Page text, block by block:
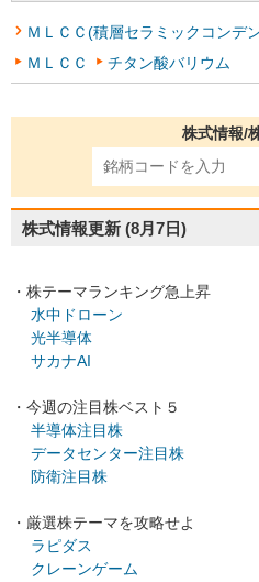
ＭＬＣＣ(積層セラミックコンデ
ＭＬＣＣ
チタン酸バリウム
株式情報/
株式情報更新 (8月7日)
・株テーマランキング急上昇
水中ドローン
光半導体
サカナAI
・今週の注目株ベスト５
半導体注目株
データセンター注目株
防衛注目株
・厳選株テーマを攻略せよ
ラピダス
クレーンゲーム